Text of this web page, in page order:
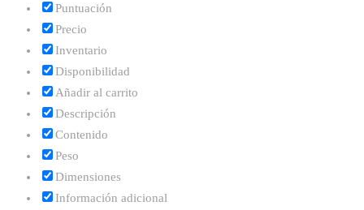
Puntuación
Precio
Inventario
Disponibilidad
Añadir al carrito
Descripción
Contenido
Peso
Dimensiones
Información adicional